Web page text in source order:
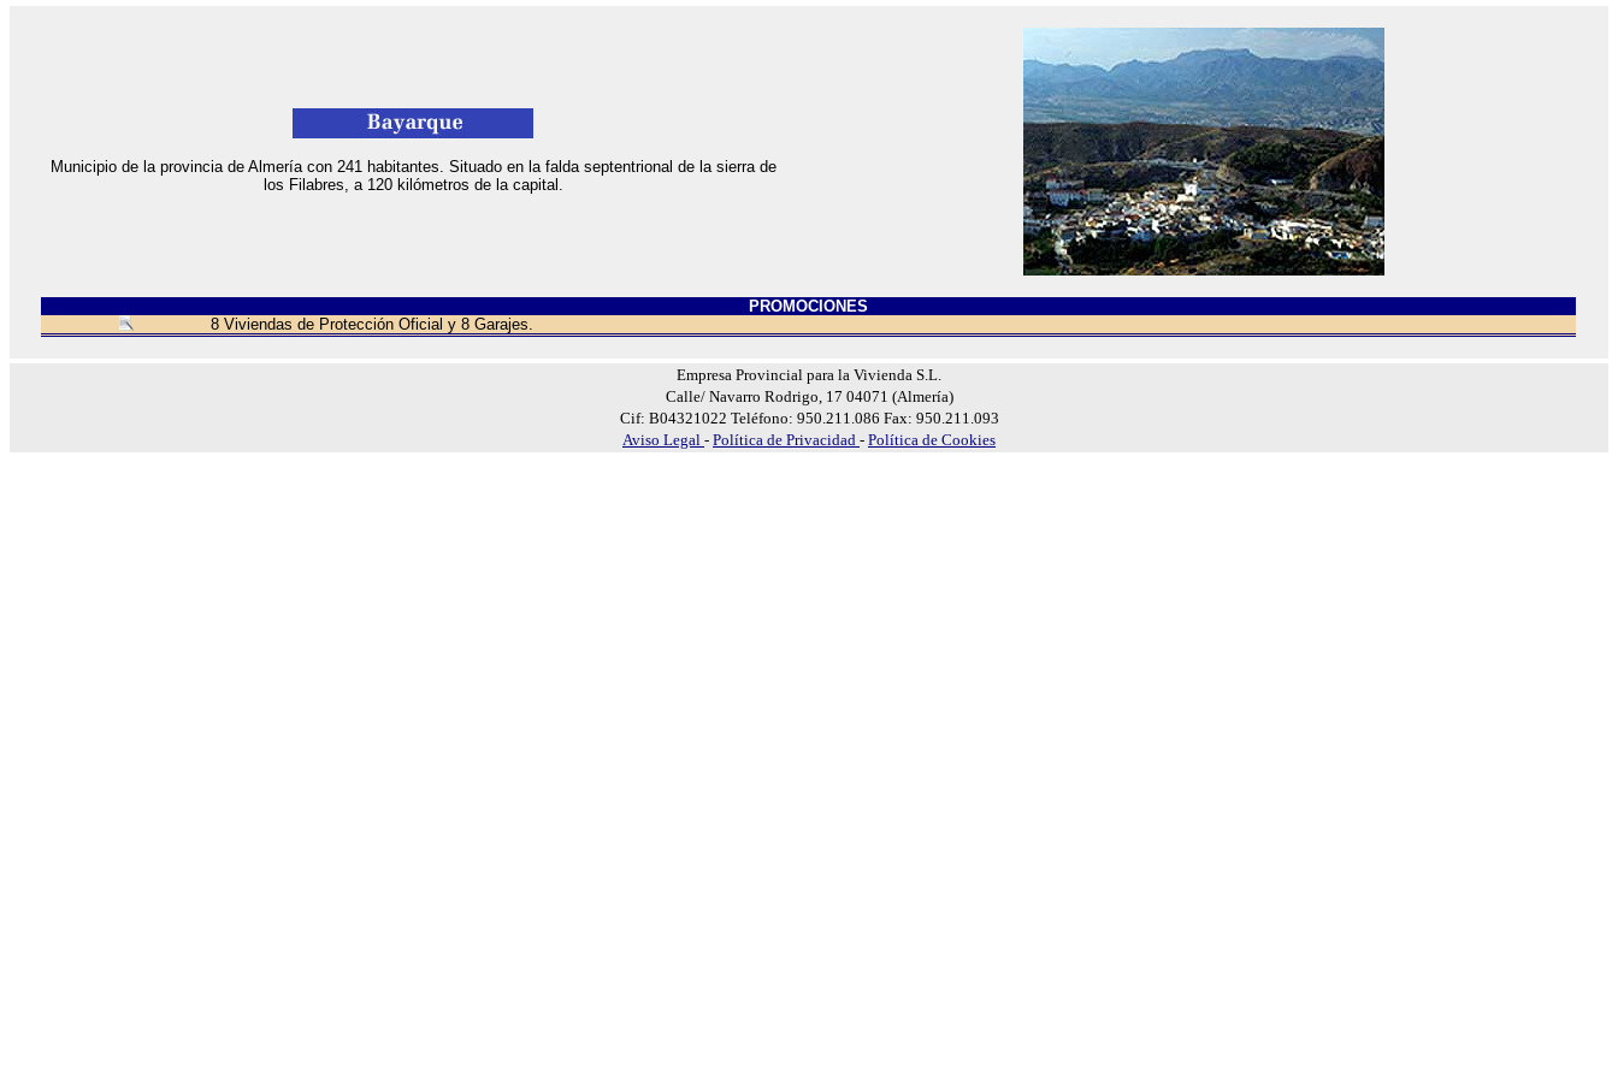
Municipio de la provincia de Almería con 241 habitantes. Situado en la falda septentrional de la sierra de
los Filabres, a 120 kilómetros de la capital.
PROMOCIONES
8 Viviendas de Protección Oficial y 8 Garajes.
Empresa Provincial para la Vivienda S.L.
Calle/ Navarro Rodrigo, 17 04071 (Almería)
Cif: B04321022 Teléfono: 950.211.086 Fax: 950.211.093
Aviso Legal - Política de Privacidad - Política de Cookies